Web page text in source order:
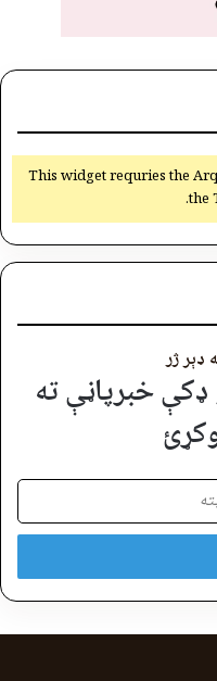
This widget requries the
the
ډېر ژر
خبرپاڼې ته